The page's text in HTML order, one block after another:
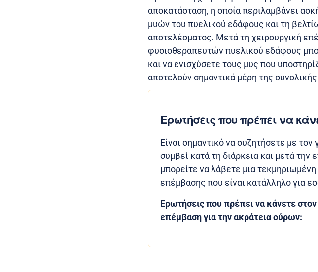
αποκατάσταση, η οποία περιλαμβάνει
μυών του πυελικού εδάφους και τη
αποτελέσματος. Μετά τη χειρουργική
φυσιοθεραπευτών πυελικού εδάφους
και να ενισχύσετε τους μυς που
αποτελούν σημαντικά μέρη της
Ερωτήσεις που πρέπει να
Είναι σημαντικό να συζητήσετε με τον
συμβεί κατά τη διάρκεια και μετά
μπορείτε να λάβετε μια
επέμβασης που είναι κατάλληλο για
Ερωτήσεις που πρέπει να κάνετε
επέμβαση για την ακράτεια ούρων: